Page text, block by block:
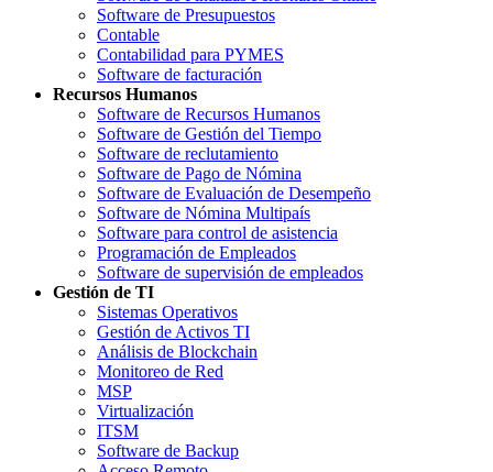
Software de Presupuestos
Contable
Contabilidad para PYMES
Software de facturación
Recursos Humanos
Software de Recursos Humanos
Software de Gestión del Tiempo
Software de reclutamiento
Software de Pago de Nómina
Software de Evaluación de Desempeño
Software de Nómina Multipaís
Software para control de asistencia
Programación de Empleados
Software de supervisión de empleados
Gestión de TI
Sistemas Operativos
Gestión de Activos TI
Análisis de Blockchain
Monitoreo de Red
MSP
Virtualización
ITSM
Software de Backup